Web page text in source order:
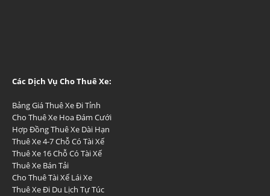
Các Dịch Vụ Cho Thuê Xe:
Bảng Giá Thuê Xe Đi Tỉnh
Cho Thuê Xe Hoa Đám Cưới
Hợp Đồng Thuê Xe Dài Hạn
Thuê Xe 4-7 Chỗ Có Tài Xế
Thuê Xe 16 Chỗ Có Tài Xế
Thuê Xe Bán Tải
Cho Thuê Tài Xế Lái Xe
Thuê Xe Đi Du Lịch Tự Túc